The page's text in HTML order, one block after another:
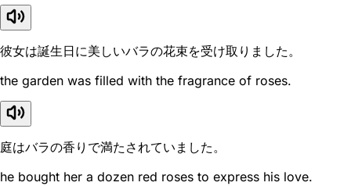
彼女は誕生日に美しいバラの花束を受け取りました。
the garden was filled with the fragrance of roses.
庭はバラの香りで満たされていました。
he bought her a dozen red roses to express his love.